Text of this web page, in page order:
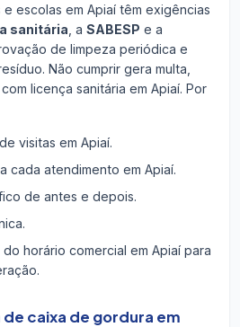
escolas em Apiaí têm exigências
sanitária , a SABESP e a
de limpeza periódica e
Não cumprir gera multa,
licença sanitária em Apiaí. Por
visitas em Apiaí.
a cada atendimento em Apiaí.
de antes e depois.
horário comercial em Apiaí para
caixa de gordura em